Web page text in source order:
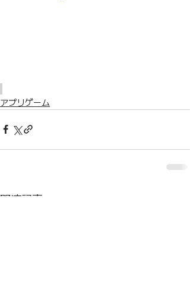
アプリゲーム
関連記事